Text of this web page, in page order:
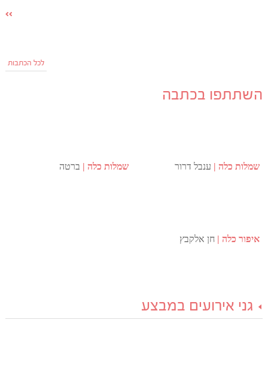
לכל הכתבות
השתתפו בכתבה
שמלות כלה ענבל דרור שמלות כלה ברטה
איפור כלה חן אלקבץ
גני אירועים במבצע